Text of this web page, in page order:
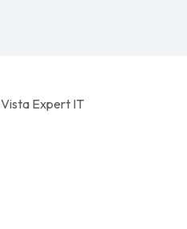
Vista Expert IT